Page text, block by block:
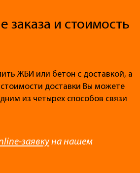
и стоимость
ЖБИ или бетон с доставкой, а
доставки Вы можете
из четырех способов связи
заявкуна нашем